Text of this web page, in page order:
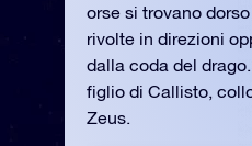
orse si trovano
rivolte in direzioni
dalla coda del
figlio di Callisto,
Zeus.